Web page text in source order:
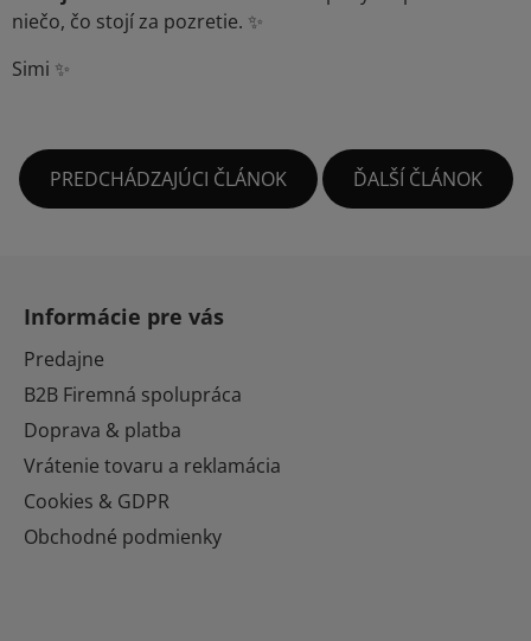
niečo, čo stojí za pozretie. ✨
Simi ✨
PREDCHÁDZAJÚCI ČLÁNOK ĎALŠÍ ČLÁNOK
Informácie pre vás
Predajne
B2B Firemná spolupráca
Doprava & platba
Vrátenie tovaru a reklamácia
Cookies & GDPR
Obchodné podmienky